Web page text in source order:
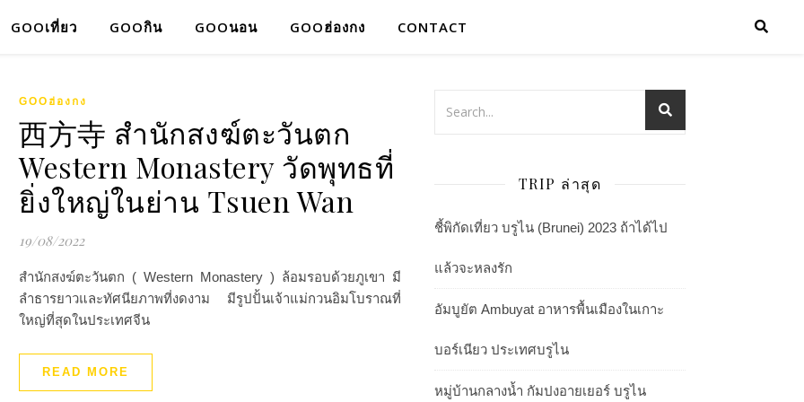
GOOเที่ยว GOOกิน GOOนอน GOOฮ่องกง CONTACT
GOOฮ่องกง
西方寺 สำนักสงฆ์ตะวันตก
Western Monastery วัดพุทธที่
ยิ่งใหญ่ในย่าน Tsuen Wan
19/08/2022
สำนักสงฆ์ตะวันตก ( Western Monastery ) ล้อมรอบด้วยภูเขา มี
ลำธารยาวและทัศนียภาพที่งดงาม มีรูปปั้นเจ้าแม่กวนอิมโบราณที่
ใหญ่ที่สุดในประเทศจีน
READ MORE
TRIP ล่าสุด
ชี้พิกัดเที่ยว บรูไน (Brunei) 2023 ถ้าได้ไป
แล้วจะหลงรัก
อัมบูยัต Ambuyat อาหารพื้นเมืองในเกาะ
บอร์เนียว ประเทศบรูไน
หมู่บ้านกลางน้ำ กัมปงอายเยอร์ บรูไน